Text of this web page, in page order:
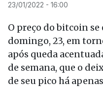
23/01/2022 - 16:00
O preço do bitcoin
domingo, 23, em
após queda
de semana, que o
de seu pico há